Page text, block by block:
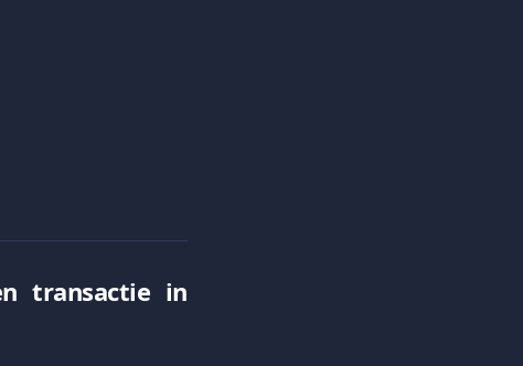
transactie in